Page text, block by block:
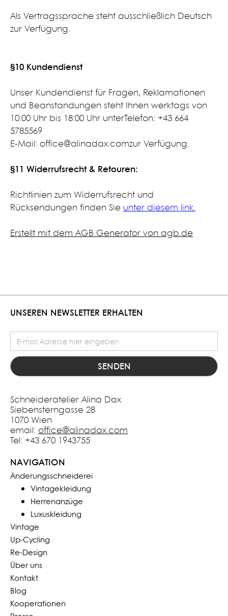
Als Vertragssprache steht ausschließlich Deutsch
zur Verfügung.
§10 Kundendienst​
Unser Kundendienst für Fragen, Reklamationen
und Beanstandungen steht Ihnen werktags von
10:00 Uhr bis 18:00 Uhr unter​Telefon: +43 664
5785569
E-Mail: office@alinadax.com​zur Verfügung.​​
§11 Widerrufsrecht & Retouren:
​Richtlinien zum Widerrufsrecht und
Rücksendungen finden Sie unter diesem link.
Erstellt mit dem AGB Generator von agb.de
UNSEREN NEWSLETTER ERHALTEN
Schneideratelier Alina Dax
Siebensterngasse 28
1070 Wien
email: office@alinadax.com
Tel: +43 670 1943755
NAVIGATION
Änderungsschneiderei
Vintagekleidung
Herrenanzüge
Luxuskleidung
Vintage
Up-Cycling
Re-Design
Über uns
Kontakt
Blog
Kooperationen